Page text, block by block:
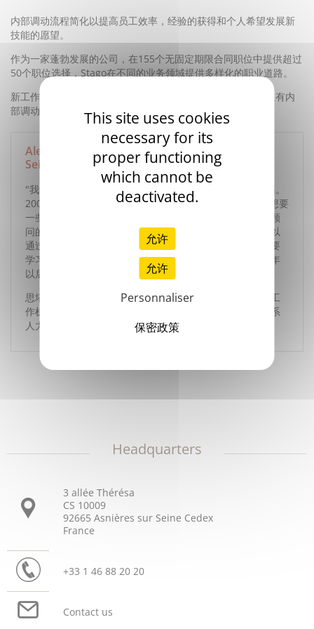
内部调动流程简化以提高员工效率，经验的获得和个人希望发展新
技能的愿望。
作为一家蓬勃发展的公司，在155个无固定期限合同职位中提供超过
50个职位选择，Stago在不同的业务领域提供多样化的职业道路。
新工作机会将定期着重于在内部公布。员工可以直接查阅并且有内
部调动指南帮助他们。
Alexandre A, 技术客户支持办公室, Asnières sur
Seine – 法国
"我于2000年作为质量控制技师在Franconville加入思塔高。
2003年，我调到了评估实验室。在这里做了5年之后，我想要
一些改变。人事部门给了我一个法国热线部门的客户技术顾
问的职位。我将这看作是一个做不同工作的方式，并且可以
通过与客户的关系来拓展我的视野。我清楚仍然有很多需要
学习的内容，不过我知道通过积累这些经验，我可以在几年
以后去做一名应用工程师。
思塔高在鼓励员工内部调动方面做了巨大的鼓励，并且将工
作机会公布于内部网站上。你不用担心定期去咨询并且联系
人力资源部，他们随时准备好为你做引导。"
Headquarters
3 allée Thérésa
CS 10009
92665 Asnières sur Seine Cedex
France
+33 1 46 88 20 20
Contact us
This site uses cookies
necessary for its
proper functioning
which cannot be
deactivated.
允许
允许
Personnaliser
保密政策